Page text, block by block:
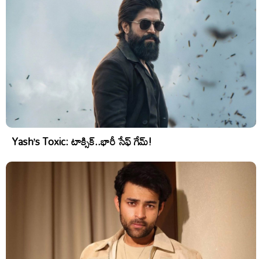
Yash’s Toxic: టాక్సిక్..భారీ సేఫ్ గేమ్!